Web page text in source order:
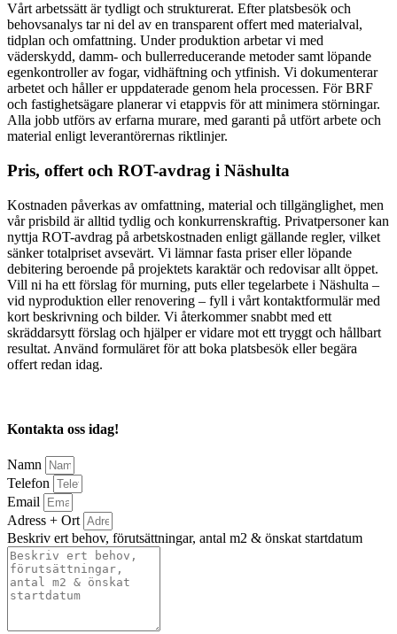
Vårt arbetssätt är tydligt och strukturerat. Efter platsbesök och
behovsanalys tar ni del av en transparent offert med materialval,
tidplan och omfattning. Under produktion arbetar vi med
väderskydd, damm- och bullerreducerande metoder samt löpande
egenkontroller av fogar, vidhäftning och ytfinish. Vi dokumenterar
arbetet och håller er uppdaterade genom hela processen. För BRF
och fastighetsägare planerar vi etappvis för att minimera störningar.
Alla jobb utförs av erfarna murare, med garanti på utfört arbete och
material enligt leverantörernas riktlinjer.
Pris, offert och ROT-avdrag i Näshulta
Kostnaden påverkas av omfattning, material och tillgänglighet, men
vår prisbild är alltid tydlig och konkurrenskraftig. Privatpersoner kan
nyttja ROT-avdrag på arbetskostnaden enligt gällande regler, vilket
sänker totalpriset avsevärt. Vi lämnar fasta priser eller löpande
debitering beroende på projektets karaktär och redovisar allt öppet.
Vill ni ha ett förslag för murning, puts eller tegelarbete i Näshulta –
vid nyproduktion eller renovering – fyll i vårt kontaktformulär med
kort beskrivning och bilder. Vi återkommer snabbt med ett
skräddarsytt förslag och hjälper er vidare mot ett tryggt och hållbart
resultat. Använd formuläret för att boka platsbesök eller begära
offert redan idag.
Kontakta oss idag!
Namn
Telefon
Email
Adress + Ort
Beskriv ert behov, förutsättningar, antal m2 & önskat startdatum